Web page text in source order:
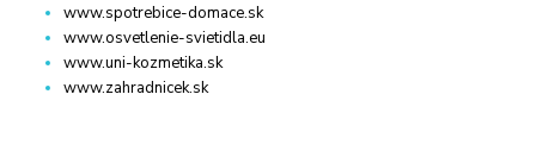
www.spotrebice-domace.sk
www.osvetlenie-svietidla.eu
www.uni-kozmetika.sk
www.zahradnicek.sk